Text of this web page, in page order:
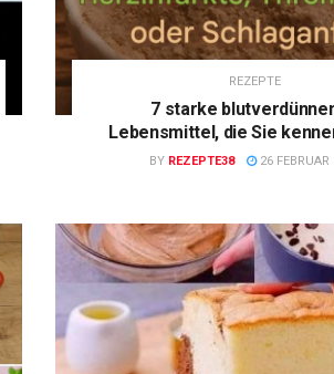
REZEPTE
7 starke
Lebensmittel, die Sie
BY REZEPTE38 26 FEBRUAR